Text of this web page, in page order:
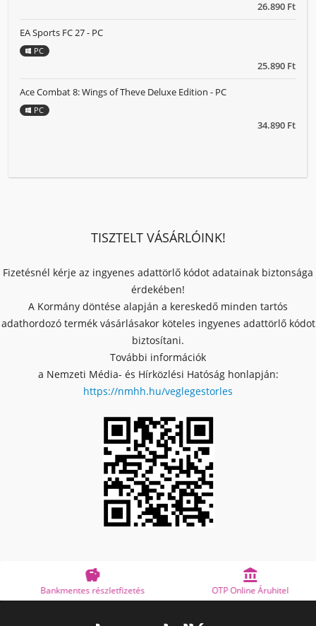
26.890 Ft
25.890 Ft
EA Sports FC 27 - PC
PC
34.890 Ft
Ace Combat 8: Wings of Theve Deluxe Edition - PC
PC
TISZTELT VÁSÁRLÓINK!
Fizetésnél kérje az ingyenes adattörlő kódot adatainak biztonsága
érdekében!
A Kormány döntése alapján a kereskedő minden tartós
adathordozó termék vásárlásakor köteles ingyenes adattörlő kódot
biztosítani.
További információk
a Nemzeti Média- és Hírközlési Hatóság honlapján:
https://nmhh.hu/veglegestorles

Bankmentes részletfizetés

OTP Online Áruhitel